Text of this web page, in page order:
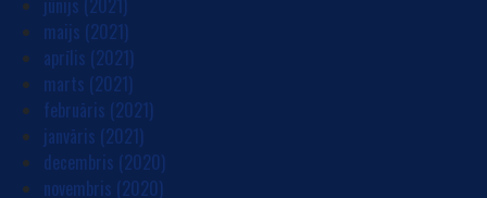
jūnijs (2021)
maijs (2021)
aprīlis (2021)
marts (2021)
februāris (2021)
janvāris (2021)
decembris (2020)
novembris (2020)